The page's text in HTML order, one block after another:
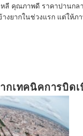
ลี คุณภาพดี ราคาปานกล
ยากในช่วงแรก แต่ให้ภ
กเทคนิคการบิด